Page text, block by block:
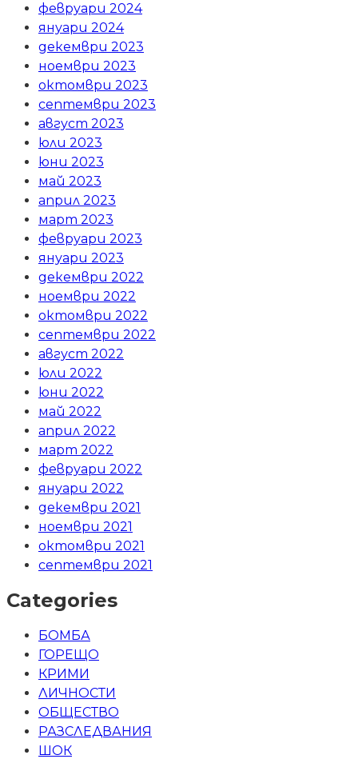
февруари 2024
януари 2024
декември 2023
ноември 2023
октомври 2023
септември 2023
август 2023
юли 2023
юни 2023
май 2023
април 2023
март 2023
февруари 2023
януари 2023
декември 2022
ноември 2022
октомври 2022
септември 2022
август 2022
юли 2022
юни 2022
май 2022
април 2022
март 2022
февруари 2022
януари 2022
декември 2021
ноември 2021
октомври 2021
септември 2021
Categories
БОМБА
ГОРЕЩО
КРИМИ
ЛИЧНОСТИ
ОБЩЕСТВО
РАЗСЛЕДВАНИЯ
ШОК